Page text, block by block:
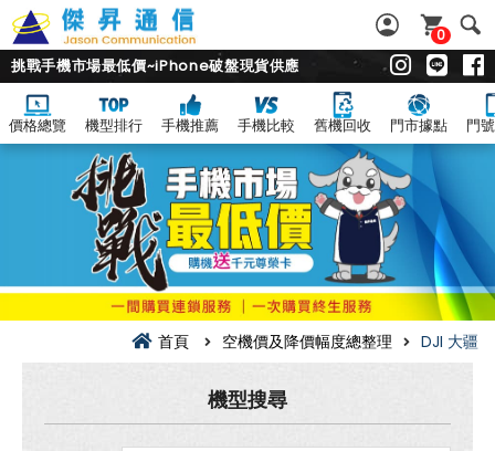
DJI
降
價
幅
0
挑戰手機市場最低價~iPhone破盤現貨供應
價格總覽 機型排行 手機推薦 手機比較 舊機回收 門市據點 門
首頁 空機價及降價幅度總整理 DJI 大疆
機型搜尋